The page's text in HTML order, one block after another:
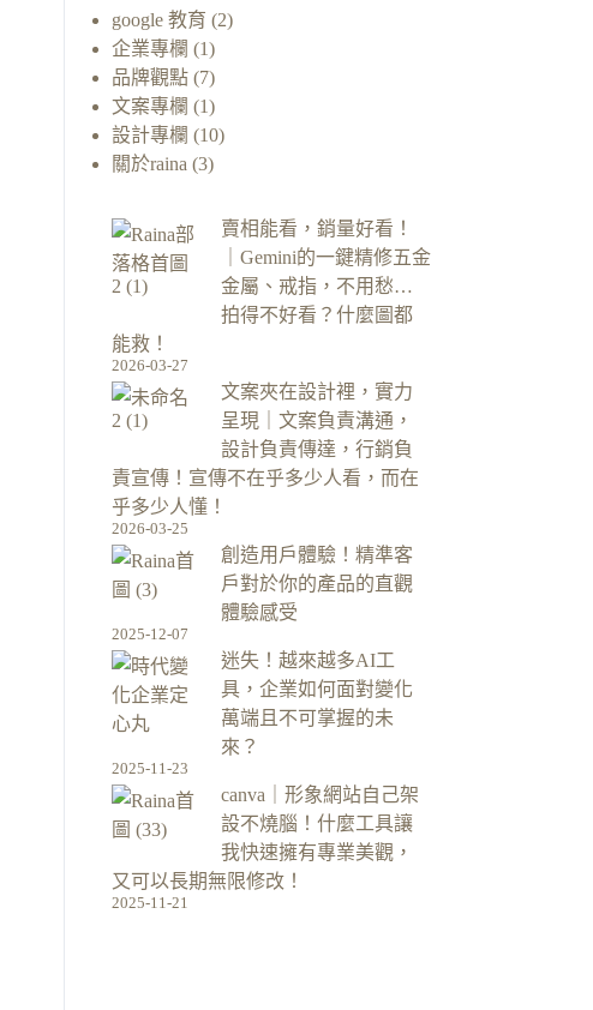
google 教育 (2)
企業專欄 (1)
品牌觀點 (7)
文案專欄 (1)
設計專欄 (10)
關於raina (3)
賣相能看，銷量好看！
｜Gemini的一鍵精修五金
金屬、戒指，不用愁…
拍得不好看？什麼圖都
能救！
2026-03-27
文案夾在設計裡，實力
呈現｜文案負責溝通，
設計負責傳達，行銷負
責宣傳！宣傳不在乎多少人看，而在
乎多少人懂！
2026-03-25
創造用戶體驗！精準客
戶對於你的產品的直觀
體驗感受
2025-12-07
迷失！越來越多AI工
具，企業如何面對變化
萬端且不可掌握的未
來？
2025-11-23
canva｜形象網站自己架
設不燒腦！什麼工具讓
我快速擁有專業美觀，
又可以長期無限修改！
2025-11-21